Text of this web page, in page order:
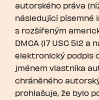
autorského práva
následující písemné
s rozšířeným
DMCA (17 USC 512 a
elektronický podpis
jménem vlastníka
chráněného
prohlašuje, že bylo